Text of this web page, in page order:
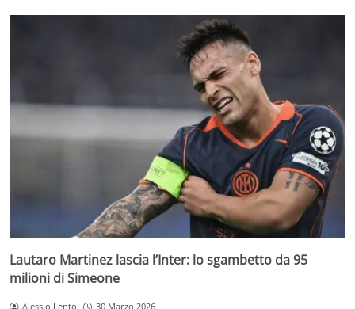
Lautaro Martinez lascia l’Inter: lo sgambetto da 95
milioni di Simeone
Alessio Lento 30 Marzo 2026